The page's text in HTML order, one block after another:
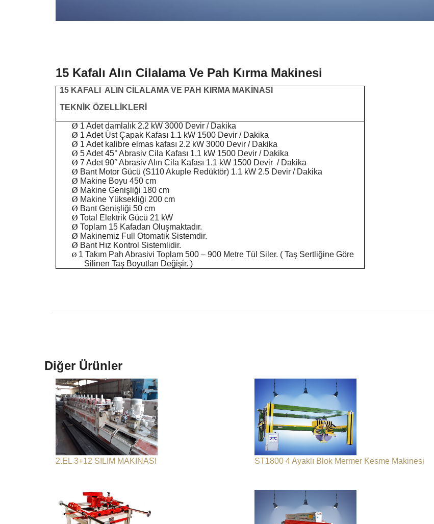
15 Kafalı Alın Cilalama Ve Pah Kırma Makinesi
15 KAFALI ALIN CİLALAMA VE PAH KIRMA MAKİNASI
TEKNİK ÖZELLİKLERİ
Ø 1 Adet damlalık 2.2 kW 3000 Devir / Dakika
Ø 1 Adet Üst Çapak Kafası 1.1 kW 1500 Devir / Dakika
Ø 1 Adet kalibre elmas kafası 2.2 kW 3000 Devir / Dakika
Ø 5 Adet 45° Abrasiv Cila Kafası 1.1 kW 1500 Devir / Dakika
Ø 7 Adet 90° Abrasiv Alın Cila Kafası 1.1 kW 1500 Devir / Dakika
Ø Bant Motor Gücü (S110 Akuple Redüktör) 1.1 kW 2.5 Devir / Dakika
Ø Makine Boyu 450 cm
Ø Makine Genişliği 180 cm
Ø Makine Yüksekliği 200 cm
Ø Bant Genişliği 50 cm
Ø Total Elektrik Gücü 21 kW
Ø Toplam 15 Kafadan Oluşmaktadır.
Ø Makinemiz Full Otomatik Sistemdir.
Ø Bant Hız Kontrol Sistemlidir.
Ø 1 Takım Pah Abrasivi Toplam 500 – 900 Metre Tül Siler. ( Taş Sertliğine Göre
Silinen Taş Boyutları Değişir. )
Diğer Ürünler
2.EL 3+12 SILIM MAKINASI ST1800 4 Ayaklı Blok Mermer Kesme Makinesi